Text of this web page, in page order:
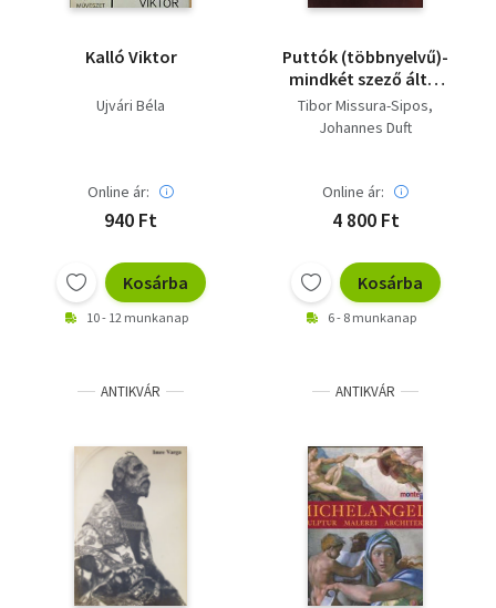
Kalló Viktor
Ujvári Béla
Online ár:
940 Ft
Kosárba
10 - 12 munkanap
Puttók (többnyelvű)-
mindkét szező által
aláírt
Tibor Missura-Sipos
Johannes Duft
Online ár:
4 800 Ft
Kosárba
6 - 8 munkanap
ANTIKVÁR ANTIKVÁR